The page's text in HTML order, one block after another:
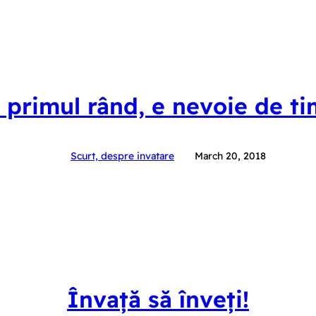
rând, e nevoie de
Scurt, despre invatare March 20, 2018
Învață să înveți!